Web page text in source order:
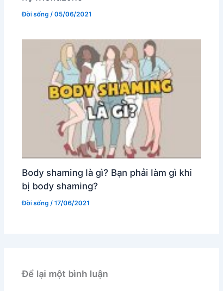
Đời sống /05/06/2021
Body shaming là gì? Bạn phải làm gì khi
bị body shaming?
Đời sống /17/06/2021
Để lại một bình luận